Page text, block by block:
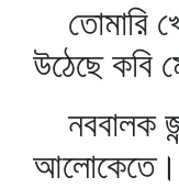
তোমারি
উঠেছে কবি
নববালক
আলোকেতে।